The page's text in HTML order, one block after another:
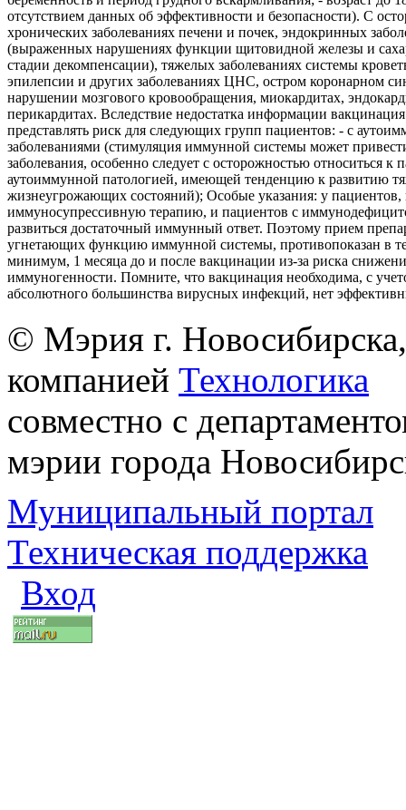
отсутствием данных об эффективности и безопасности). С
хронических заболеваниях печени и почек, эндокринных
(выраженных нарушениях функции щитовидной железы и
стадии декомпенсации), тяжелых заболеваниях системы
эпилепсии и других заболеваниях ЦНС, остром коронарном
нарушении мозгового кровообращения, миокардитах,
перикардитах. Вследствие недостатка информации
представлять риск для следующих групп пациентов: - с
заболеваниями (стимуляция иммунной системы может
заболевания, особенно следует с осторожностью относиться к
аутоиммунной патологией, имеющей тенденцию к развитию
жизнеугрожающих состояний); Особые указания: у
иммуносупрессивную терапию, и пациентов с
развиться достаточный иммунный ответ. Поэтому прием
угнетающих функцию иммунной системы, противопоказан в
минимум, 1 месяца до и после вакцинации из-за риска
иммуногенности. Помните, что вакцинация необходима, с
абсолютного большинства вирусных инфекций, нет
© Мэрия г.
компанией Технологика
совместно с
мэрии города
Муниципальный портал
Техническая поддержка
Вход